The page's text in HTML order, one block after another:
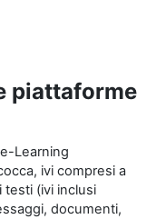
piattaforme
Learning
ivi compresi a
testi (ivi inclusi
documenti,